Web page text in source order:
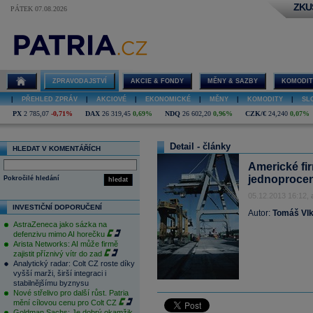
PÁTEK 07.08.2026
ZPRAVODAJSTVÍ AKCIE & FONDY MĚNY & SAZBY
PŘEHLED ZPRÁV AKCIOVÉ EKONOMICKÉ MĚNY KOMODITY
PX 2 785,07 -0,71% DAX 26 319,45 0,69% NDQ 26 602,20 0,96% CZK/€ 24,240 0,07%
HLEDAT V KOMENTÁŘÍCH
hledat
Pokročilé hledání
INVESTIČNÍ DOPORUČENÍ
AstraZeneca jako sázka na
defenzivu mimo AI horečku
Arista Networks: AI může firmě
zajistit příznivý vítr do zad
Analytický radar: Colt CZ roste díky
vyšší marži, širší integraci i
stabilnějšímu byznysu
Nové střelivo pro další růst. Patria
mění cílovou cenu pro Colt CZ
Detail - články
Americké
05.12.2013 16:12,
Autor: Tomáš Vlk